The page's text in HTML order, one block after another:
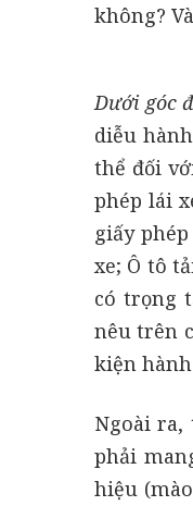
không?
Dưới góc
diễu
thể đối
phép lái
giấy
xe; Ô tô
có trọng
nêu trên
kiện
Ngoài
phải
hiệu